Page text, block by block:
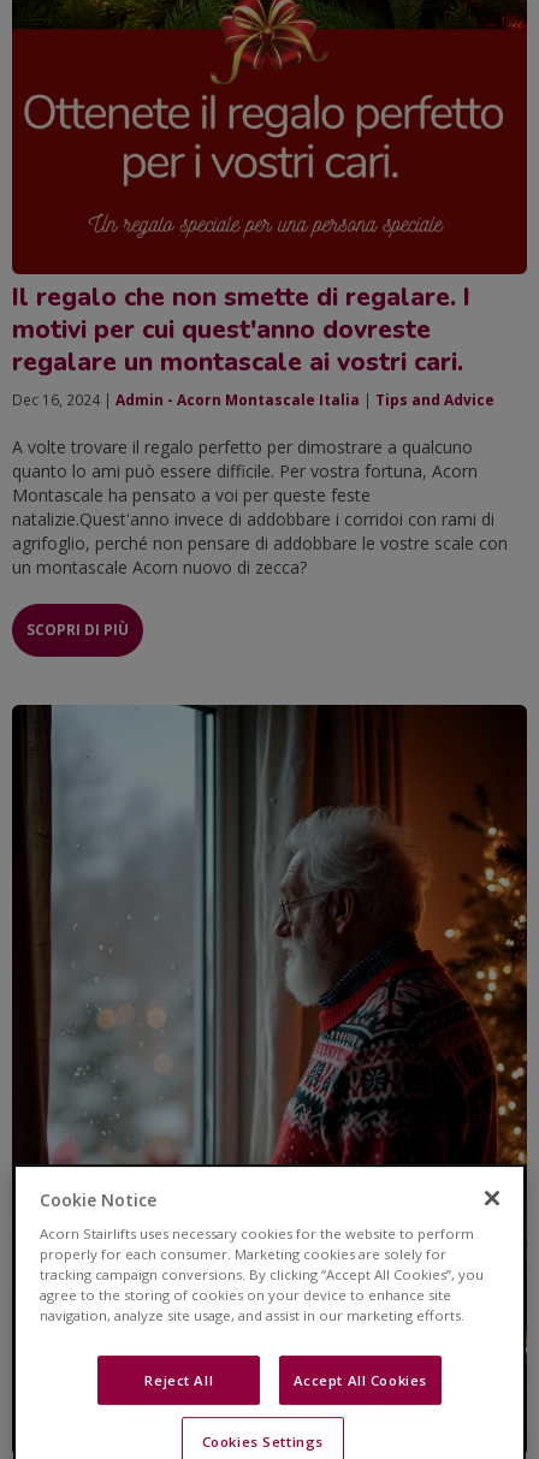
Il regalo che non smette di regalare. I
motivi per cui quest'anno dovreste
regalare un montascale ai vostri cari.
Dec 16, 2024 | Admin - Acorn Montascale Italia | Tips and Advice
A volte trovare il regalo perfetto per dimostrare a qualcuno
quanto lo ami può essere difficile. Per vostra fortuna, Acorn
Montascale ha pensato a voi per queste feste
natalizie.Quest'anno invece di addobbare i corridoi con rami di
agrifoglio, perché non pensare di addobbare le vostre scale con
un montascale Acorn nuovo di zecca?
SCOPRI DI PIÙ
Cookie Notice
Acorn Stairlifts uses necessary cookies for the website to perform
properly for each consumer. Marketing cookies are solely for
tracking campaign conversions. By clicking “Accept All Cookies”, you
agree to the storing of cookies on your device to enhance site
navigation, analyze site usage, and assist in our marketing efforts.
Reject All Accept All Cookies
Cookies Settings